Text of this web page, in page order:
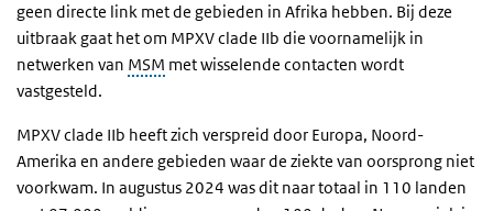
geen directe link met de gebieden in Afrika hebben. Bij deze
uitbraak gaat het om MPXV clade IIb die voornamelijk in
netwerken van MSM met wisselende contacten wordt
vastgesteld.
MPXV clade IIb heeft zich verspreid door Europa, Noord-
Amerika en andere gebieden waar de ziekte van oorsprong niet
voorkwam. In augustus 2024 was dit naar totaal in 110 landen